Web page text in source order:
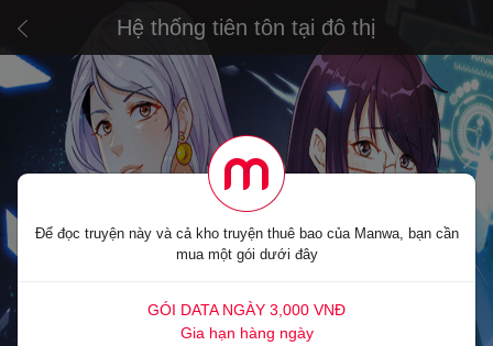
Hệ thống tiên tôn tại đô thị
Để đọc truyện này và cả kho truyện thuê bao của Manwa, bạn cần
mua một gói dưới đây
GÓI DATA NGÀY 3,000 VNĐ
Gia hạn hàng ngày